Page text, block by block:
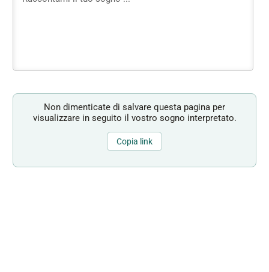
Non dimenticate di salvare questa pagina per
visualizzare in seguito il vostro sogno interpretato.
Copia link